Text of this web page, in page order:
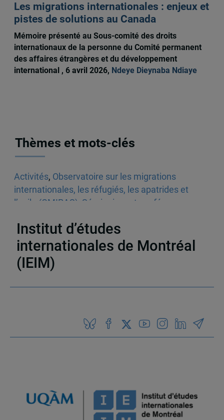
Les migrations internationales : enjeux et
pistes de solutions au Canada
Mémoire présenté au Sous-comité des droits
internationaux de la personne du Comité permanent
des affaires étrangères et du développement
international , 6 avril 2026, Ndeye Dieynaba Ndiaye
Thèmes et mots-clés
Activités, Observatoire sur les migrations
internationales, les réfugiés, les apatrides et
l’asile (OMIRAS) Séminaires et conférences
Institut d’études
internationales de Montréal
(IEIM)